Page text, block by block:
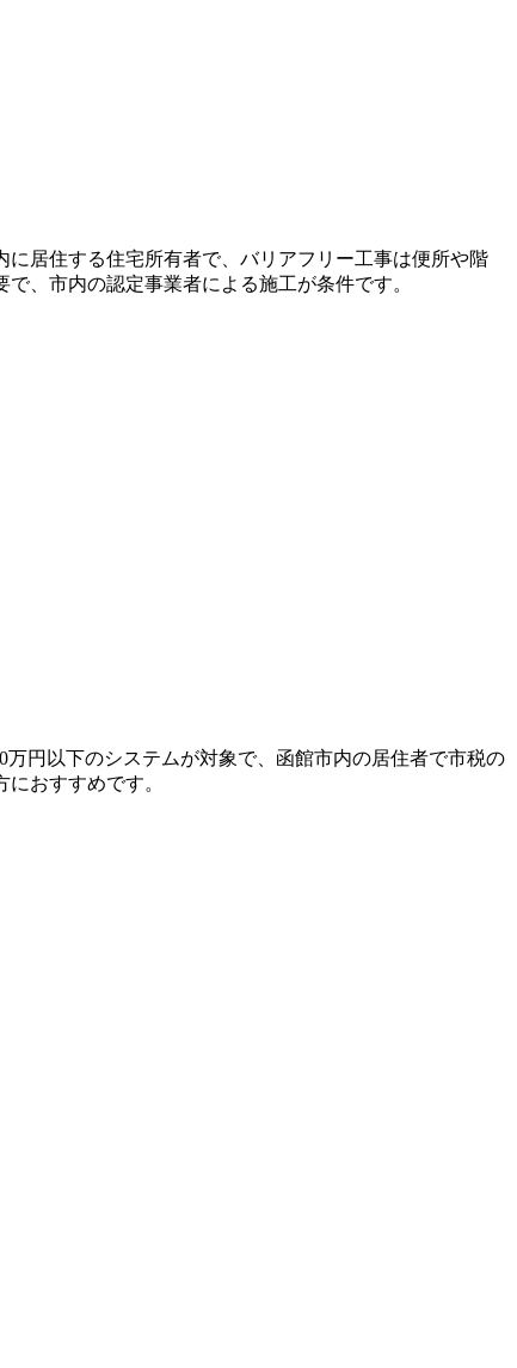
居住する住宅所有者で、バリアフリー工事は便所や階
、市内の認定事業者による施工が条件です。
円以下のシステムが対象で、函館市内の居住者で市税の
おすすめです。